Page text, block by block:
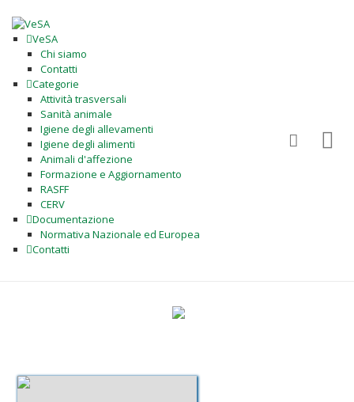
VeSA
Chi siamo
Contatti
Categorie
Attività trasversali
Sanità animale
Igiene degli allevamenti
Igiene degli alimenti
Animali d'affezione
Formazione e Aggiornamento
RASFF
CERV
Documentazione
Normativa Nazionale ed Europea
Contatti